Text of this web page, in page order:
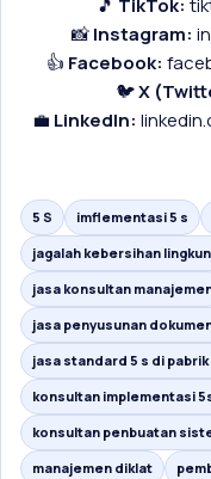
🎵 TikTok:
📸Instagram:
👍 Facebook:
🐦X
💼 LinkedIn:
5 S imflementasi 5 s
jagalah kebersihan
jasa konsultan
jasa penyusunan
jasa standard 5 s di
konsultan implementasi
konsultan penbuatan
manajemen diklat